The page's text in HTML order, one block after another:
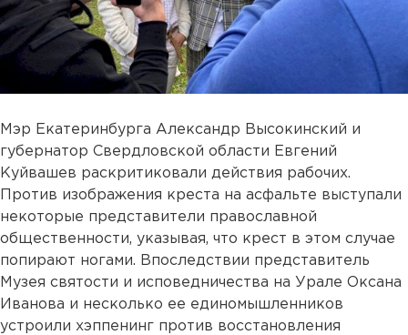
Мэр Екатеринбурга Александр Высокинский и
губернатор Свердловской области Евгений
Куйвашев раскритиковали действия рабочих.
Против изображения креста на асфальте выступали
некоторые представители православной
общественности, указывая, что крест в этом случае
попирают ногами. Впоследствии представитель
Музея святости и исповедничества на Урале Оксана
Иванова и несколько ее единомышленников
устроили хэппенинг против восстановления